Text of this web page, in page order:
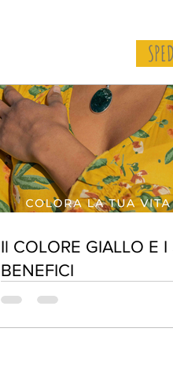
Il COLORE GIALLO E I
BENEFICI